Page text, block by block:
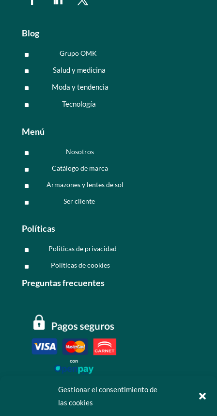
Gestionar el consentimiento de
las cookies
Blog
^ Grupo OMK
^ Salud y medicina
^ Moda y tendencia
^ Tecnología
Menú
^ Nosotros
^ Catálogo de marca
^ Armazones y lentes de sol
^ Ser cliente
Políticas
^ Politicas de privacidad
^ Políticas de cookies
Preguntas frecuentes